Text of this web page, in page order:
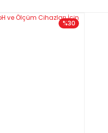
%30